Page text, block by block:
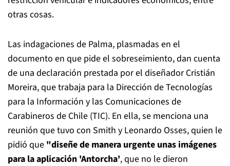
otras cosas.
Las indagaciones de Palma, plasmadas en el
documento en que pide el sobreseimiento, dan cuenta
de una declaración prestada por el diseñador Cristián
Moreira, que trabaja para la Dirección de Tecnologías
para la Información y las Comunicaciones de
Carabineros de Chile (TIC). En ella, se menciona una
reunión que tuvo con Smith y Leonardo Osses, quien le
pidió que "diseñe de manera urgente unas imágenes
para la aplicación 'Antorcha', que no le dieron